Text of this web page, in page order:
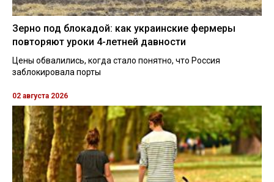
Зерно под блокадой: как украинские фермеры
повторяют уроки 4-летней давности
Цены обвалились, когда стало понятно, что Россия
заблокировала порты
02 августа 2026